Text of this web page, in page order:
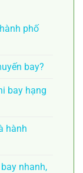
phố
bay?
bay hạng
hành
nhanh,